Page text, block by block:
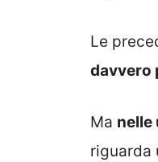
Le
davvero
Ma nelle
riguarda